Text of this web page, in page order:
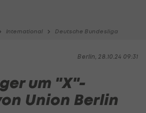
International Deutsche Bundesliga
Berlin, 28.10.24 09:31
um "X"-
Union Berlin